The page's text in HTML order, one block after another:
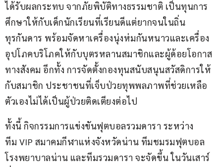
ได้รับผลกระทบ จากภัยพิบัติทางธรรมชาติ เป็นทุนการ
ศึกษาให้กับเด็กนักเรียนที่เรียนดีแต่ยากจนในถิ่น
ทุรกันดาร พร้อมจัดหาเครื่องนุ่งห่มกันหนาวและเครื่อง
อุปโภคบริโภคให้กับบุตรหลานสมาชิกและผู้ด้อยโอกาส
ทางสังคม อีกทั้ง การจัดตั้งกองทุนสนับสนุนสวัสดิการให้
กับสมาชิก ประชาชนที่เจ็บป่วยทุพพลภาพที่ช่วยเหลือ
ตัวเองไม่ได้เป็นผู้ป่วยติดเตียงต่อไป
ทั้งนี้ กิจกรรมการแข่งขันฟุตบอลรวมดารา ระหว่าง
ทีม VIP สมาคมกีฬาแห่งจังหวัดน่าน ทีมชมรมฟุตบอล
โรงพยาบาลน่าน และทีมรวมดารา จะจัดขึ้น ในวันเสาร์